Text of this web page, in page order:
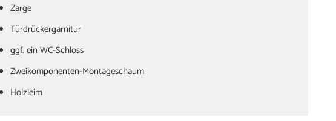
‏Zarge
Türdrückergarnitur
‏ggf. ein WC-Schloss
Zweikomponenten-Montageschaum
‏Holzleim